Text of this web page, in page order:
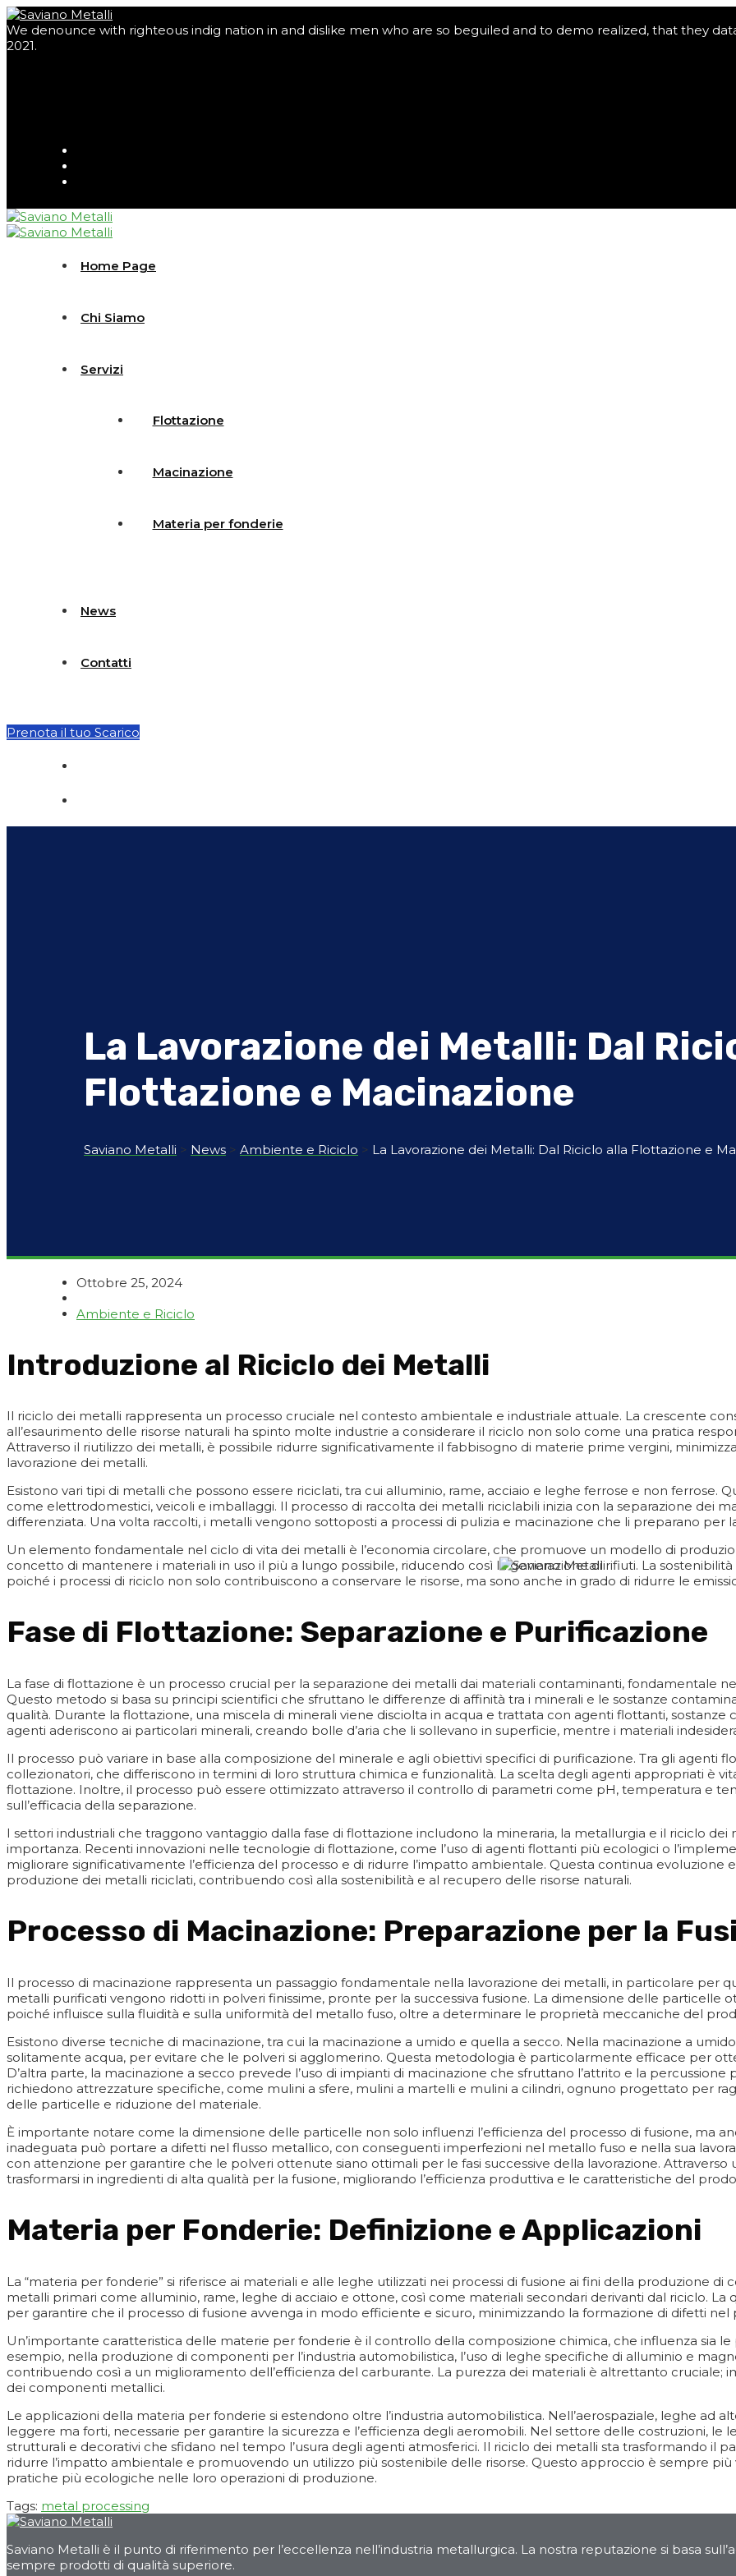
We denounce with righteous indig nation in and dislike men who are so beguiled and to demo realized, that they
2021.
Home Page
Chi Siamo
Servizi
Flottazione
Macinazione
Materia per fonderie
News
Contatti
Prenota il tuo Scarico
La Lavorazione dei Metalli: Dal
Flottazione e Macinazione
Saviano Metalli > News > Ambiente e Riciclo > La Lavorazione dei Metalli: Dal Riciclo alla Flottazione e
Ottobre 25, 2024
Ambiente e Riciclo
Introduzione al Riciclo dei Metalli
Il riciclo dei metalli rappresenta un processo cruciale nel contesto ambientale e industriale attuale. La crescente
all’esaurimento delle risorse naturali ha spinto molte industrie a considerare il riciclo non solo come una pratica
Attraverso il riutilizzo dei metalli, è possibile ridurre significativamente il fabbisogno di materie prime vergini,
lavorazione dei metalli.
Esistono vari tipi di metalli che possono essere riciclati, tra cui alluminio, rame, acciaio e leghe ferrose e non ferrose.
come elettrodomestici, veicoli e imballaggi. Il processo di raccolta dei metalli riciclabili inizia con la separazione dei
differenziata. Una volta raccolti, i metalli vengono sottoposti a processi di pulizia e macinazione che li preparano per
Un elemento fondamentale nel ciclo di vita dei metalli è l’economia circolare, che promuove un modello di
concetto di mantenere i materiali in uso il più a lungo possibile, riducendo così la generazione di rifiuti. La
poiché i processi di riciclo non solo contribuiscono a conservare le risorse, ma sono anche in grado di ridurre le
Fase di Flottazione: Separazione e Purificazione
La fase di flottazione è un processo crucial per la separazione dei metalli dai materiali contaminanti, fondamentale
Questo metodo si basa su principi scientifici che sfruttano le differenze di affinità tra i minerali e le sostanze
qualità. Durante la flottazione, una miscela di minerali viene disciolta in acqua e trattata con agenti flottanti,
agenti aderiscono ai particolari minerali, creando bolle d’aria che li sollevano in superficie, mentre i materiali
Il processo può variare in base alla composizione del minerale e agli obiettivi specifici di purificazione. Tra gli agenti
collezionatori, che differiscono in termini di loro struttura chimica e funzionalità. La scelta degli agenti appropriati è
flottazione. Inoltre, il processo può essere ottimizzato attraverso il controllo di parametri come pH, temperatura e
sull’efficacia della separazione.
I settori industriali che traggono vantaggio dalla fase di flottazione includono la mineraria, la metallurgia e il riciclo
importanza. Recenti innovazioni nelle tecnologie di flottazione, come l’uso di agenti flottanti più ecologici o
migliorare significativamente l’efficienza del processo e di ridurre l’impatto ambientale. Questa continua evoluzione
produzione dei metalli riciclati, contribuendo così alla sostenibilità e al recupero delle risorse naturali.
Processo di Macinazione: Preparazione per la
Il processo di macinazione rappresenta un passaggio fondamentale nella lavorazione dei metalli, in particolare per
metalli purificati vengono ridotti in polveri finissime, pronte per la successiva fusione. La dimensione delle particelle
poiché influisce sulla fluidità e sulla uniformità del metallo fuso, oltre a determinare le proprietà meccaniche del
Esistono diverse tecniche di macinazione, tra cui la macinazione a umido e quella a secco. Nella macinazione a
solitamente acqua, per evitare che le polveri si agglomerino. Questa metodologia è particolarmente efficace per
D’altra parte, la macinazione a secco prevede l’uso di impianti di macinazione che sfruttano l’attrito e la
richiedono attrezzature specifiche, come mulini a sfere, mulini a martelli e mulini a cilindri, ognuno progettato per
delle particelle e riduzione del materiale.
È importante notare come la dimensione delle particelle non solo influenzi l’efficienza del processo di fusione, ma
inadeguata può portare a difetti nel flusso metallico, con conseguenti imperfezioni nel metallo fuso e nella sua
con attenzione per garantire che le polveri ottenute siano ottimali per le fasi successive della lavorazione.
trasformarsi in ingredienti di alta qualità per la fusione, migliorando l’efficienza produttiva e le caratteristiche del
Materia per Fonderie: Definizione e Applicazioni
La “materia per fonderie” si riferisce ai materiali e alle leghe utilizzati nei processi di fusione ai fini della produzione
metalli primari come alluminio, rame, leghe di acciaio e ottone, così come materiali secondari derivanti dal riciclo.
per garantire che il processo di fusione avvenga in modo efficiente e sicuro, minimizzando la formazione di difetti
Un’importante caratteristica delle materie per fonderie è il controllo della composizione chimica, che influenza sia
esempio, nella produzione di componenti per l’industria automobilistica, l’uso di leghe specifiche di alluminio e
contribuendo così a un miglioramento dell’efficienza del carburante. La purezza dei materiali è altrettanto
dei componenti metallici.
Le applicazioni della materia per fonderie si estendono oltre l’industria automobilistica. Nell’aerospaziale, leghe ad
leggere ma forti, necessarie per garantire la sicurezza e l’efficienza degli aeromobili. Nel settore delle costruzioni,
strutturali e decorativi che sfidano nel tempo l’usura degli agenti atmosferici. Il riciclo dei metalli sta trasformando il
ridurre l’impatto ambientale e promuovendo un utilizzo più sostenibile delle risorse. Questo approccio è sempre
pratiche più ecologiche nelle loro operazioni di produzione.
Tags: metal processing
Saviano Metalli è il punto di riferimento per l’eccellenza nell’industria metallurgica. La nostra reputazione si basa
sempre prodotti di qualità superiore.